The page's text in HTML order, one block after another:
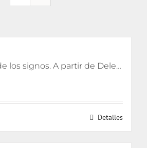
Una ecología de los signos. A partir de Deleuze
Detalles